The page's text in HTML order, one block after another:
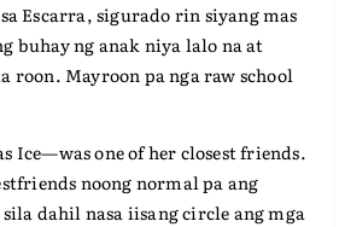
Escarra, sigurado rin siyang mas
buhay ng anak niya lalo na at
roon. Mayroon pa nga raw school
Ice—was one of her closest friends.
noong normal pa ang
dahil nasa iisang circle ang mga